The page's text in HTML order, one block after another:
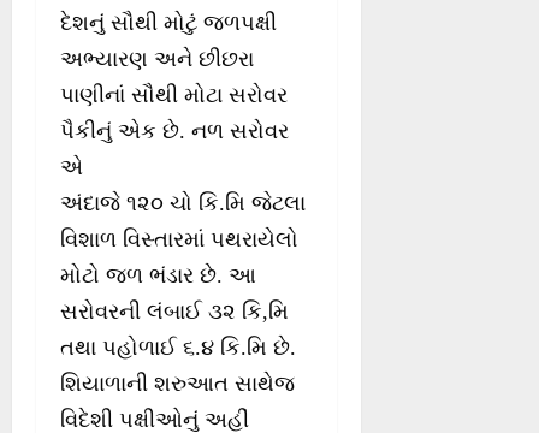
દેશનું સૌથી મોટું જળપક્ષી
અભ્યારણ અને છીછરા
પાણીનાં સૌથી મોટા સરોવર
પૈકીનું એક છે. નળ સરોવર
એ
અંદાજે ૧૨૦ ચો કિ.મિ જેટલા
વિશાળ વિસ્તારમાં પથરાયેલો
મોટો જળ ભંડાર છે. આ
સરોવરની લંબાઈ ૩૨ કિ,મિ
તથા પહોળાઈ ૬.૪ કિ.મિ છે.
શિયાળાની શરુઆત સાથેજ
વિદેશી પક્ષીઓનું અહીં